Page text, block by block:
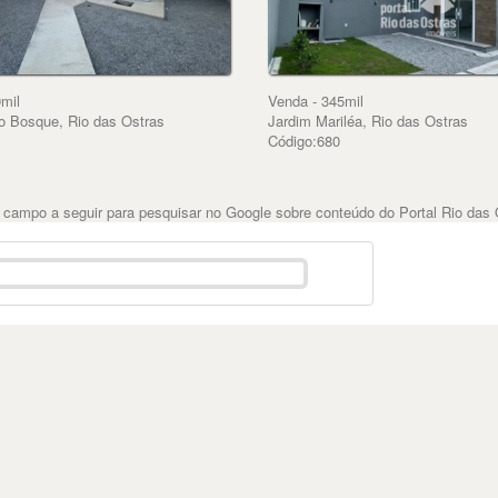
Bosque, Rio das Ostras
Venda - 345mil
Jardim Mariléa, Rio das Ostras
Código:680
a seguir para pesquisar no Google sobre conteúdo do Portal Rio das